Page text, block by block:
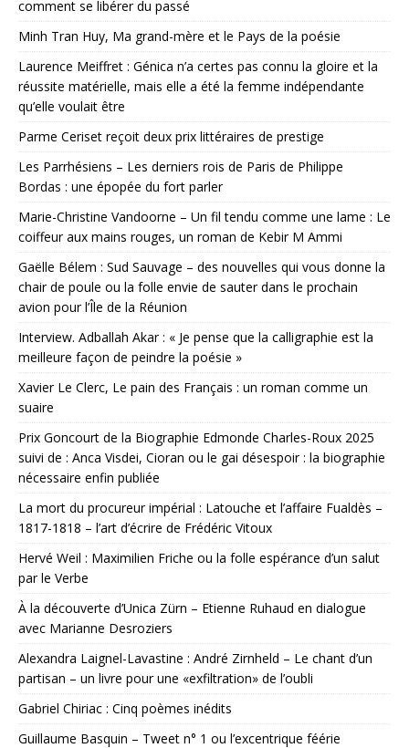
comment se libérer du passé
Minh Tran Huy, Ma grand-mère et le Pays de la poésie
Laurence Meiffret : Génica n’a certes pas connu la gloire et la
réussite matérielle, mais elle a été la femme indépendante
qu’elle voulait être
Parme Ceriset reçoit deux prix littéraires de prestige
Les Parrhésiens – Les derniers rois de Paris de Philippe
Bordas : une épopée du fort parler
Marie-Christine Vandoorne – Un fil tendu comme une lame : Le
coiffeur aux mains rouges, un roman de Kebir M Ammi
Gaëlle Bélem : Sud Sauvage – des nouvelles qui vous donne la
chair de poule ou la folle envie de sauter dans le prochain
avion pour l’Île de la Réunion
Interview. Adballah Akar : « Je pense que la calligraphie est la
meilleure façon de peindre la poésie »
Xavier Le Clerc, Le pain des Français : un roman comme un
suaire
Prix Goncourt de la Biographie Edmonde Charles-Roux 2025
suivi de : Anca Visdei, Cioran ou le gai désespoir : la biographie
nécessaire enfin publiée
La mort du procureur impérial : Latouche et l’affaire Fualdès –
1817-1818 – l’art d’écrire de Frédéric Vitoux
Hervé Weil : Maximilien Friche ou la folle espérance d’un salut
par le Verbe
À la découverte d’Unica Zürn – Etienne Ruhaud en dialogue
avec Marianne Desroziers
Alexandra Laignel-Lavastine : André Zirnheld – Le chant d’un
partisan – un livre pour une «exfiltration» de l’oubli
Gabriel Chiriac : Cinq poèmes inédits
Guillaume Basquin – Tweet n° 1 ou l’excentrique féérie